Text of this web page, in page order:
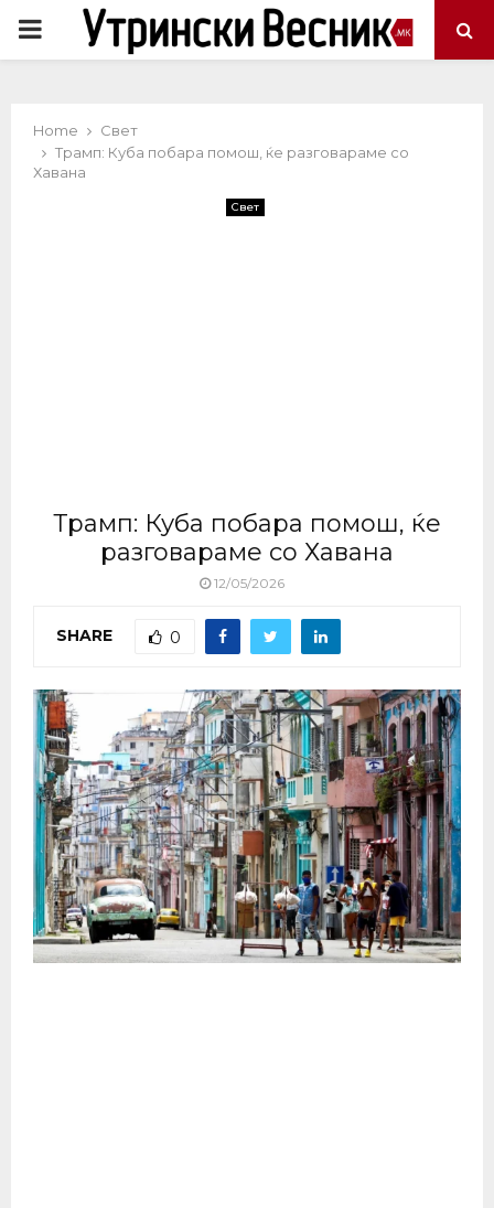
PRIMARY
Home
Свет
Трамп: Куба побара помош, ќе разговараме со
Хавана
Свет
Трамп: Куба побара помош, ќе
разговараме со Хавана
12/05/2026
SHARE 0